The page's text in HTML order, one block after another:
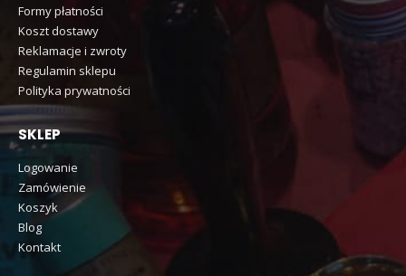
Formy płatności
Koszt dostawy
Reklamacje i zwroty
Regulamin sklepu
Polityka prywatności
SKLEP
Logowanie
Zamówienie
Koszyk
Blog
Kontakt